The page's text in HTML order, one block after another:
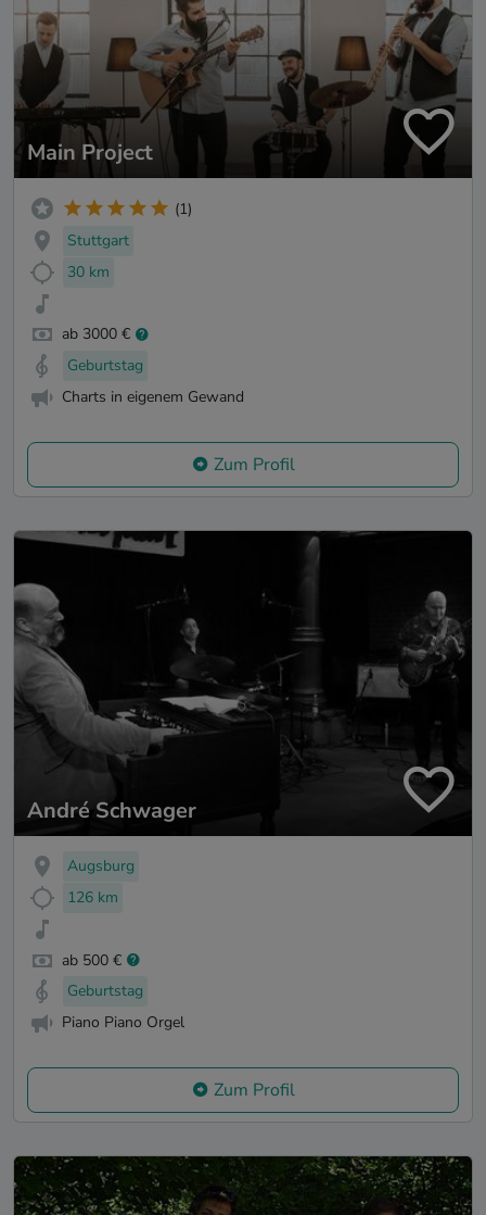
Main Project
(1)
Stuttgart
30 km
ab 3000 €
Geburtstag
Charts in eigenem Gewand
Zum Profil
André Schwager
Augsburg
126 km
ab 500 €
Geburtstag
Piano Piano Orgel
Zum Profil